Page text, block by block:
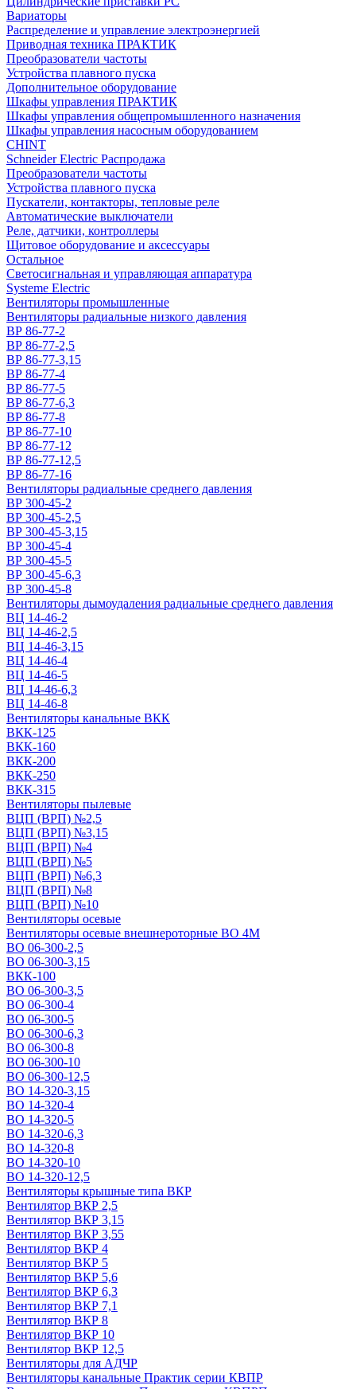
Вариаторы
Распределение и управление электроэнергией
Приводная техника ПРАКТИК
Преобразователи частоты
Устройства плавного пуска
Дополнительное оборудование
Шкафы управления ПРАКТИК
Шкафы управления общепромышленного назначения
Шкафы управления насосным оборудованием
CHINT
Schneider Electric Распродажа
Преобразователи частоты
Устройства плавного пуска
Пускатели, контакторы, тепловые реле
Автоматические выключатели
Реле, датчики, контроллеры
Щитовое оборудование и аксессуары
Остальное
Светосигнальная и управляющая аппаратура
Systeme Electric
Вентиляторы промышленные
Вентиляторы радиальные низкого давления
ВР 86-77-2
ВР 86-77-2,5
ВР 86-77-3,15
ВР 86-77-4
ВР 86-77-5
ВР 86-77-6,3
ВР 86-77-8
ВР 86-77-10
ВР 86-77-12
ВР 86-77-12,5
ВР 86-77-16
Вентиляторы радиальные среднего давления
ВР 300-45-2
ВР 300-45-2,5
ВР 300-45-3,15
ВР 300-45-4
ВР 300-45-5
ВР 300-45-6,3
ВР 300-45-8
Вентиляторы дымоудаления радиальные среднего давления
ВЦ 14-46-2
ВЦ 14-46-2,5
ВЦ 14-46-3,15
ВЦ 14-46-4
ВЦ 14-46-5
ВЦ 14-46-6,3
ВЦ 14-46-8
Вентиляторы канальные ВКК
ВКК-125
ВКК-160
ВКК-200
ВКК-250
ВКК-315
Вентиляторы пылевые
ВЦП (ВРП) №2,5
ВЦП (ВРП) №3,15
ВЦП (ВРП) №4
ВЦП (ВРП) №5
ВЦП (ВРП) №6,3
ВЦП (ВРП) №8
ВЦП (ВРП) №10
Вентиляторы осевые
Вентиляторы осевые внешнероторные ВО 4М
ВО 06-300-2,5
ВО 06-300-3,15
ВКК-100
ВО 06-300-3,5
ВО 06-300-4
ВО 06-300-5
ВО 06-300-6,3
ВО 06-300-8
ВО 06-300-10
ВО 06-300-12,5
ВО 14-320-3,15
ВО 14-320-4
ВО 14-320-5
ВО 14-320-6,3
ВО 14-320-8
ВО 14-320-10
ВО 14-320-12,5
Вентиляторы крышные типа ВКР
Вентилятор ВКР 2,5
Вентилятор ВКР 3,15
Вентилятор ВКР 3,55
Вентилятор ВКР 4
Вентилятор ВКР 5
Вентилятор ВКР 5,6
Вентилятор ВКР 6,3
Вентилятор ВКР 7,1
Вентилятор ВКР 8
Вентилятор ВКР 10
Вентилятор ВКР 12,5
Вентиляторы для АДЧР
Вентиляторы канальные Практик серии КВПР